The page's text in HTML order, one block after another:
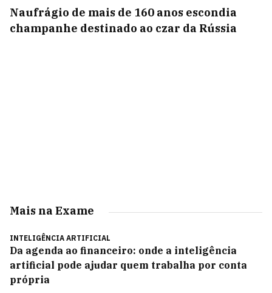
Naufrágio de mais de 160 anos escondia
champanhe destinado ao czar da Rússia
Mais na Exame
INTELIGÊNCIA ARTIFICIAL
Da agenda ao financeiro: onde a inteligência
artificial pode ajudar quem trabalha por conta
própria